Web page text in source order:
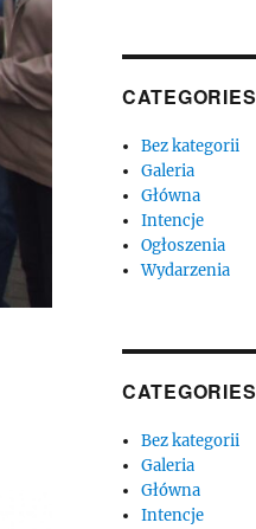
CATEGORIES
Bez kategorii
Galeria
Główna
Intencje
Ogłoszenia
Wydarzenia
CATEGORIES
Bez kategorii
Galeria
Główna
Intencje